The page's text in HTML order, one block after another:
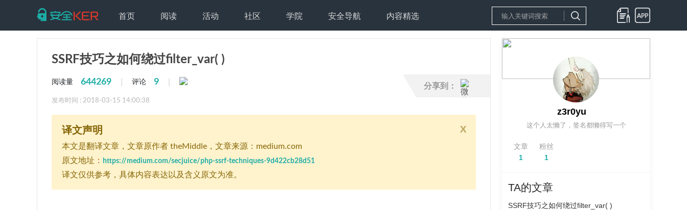
首页 阅读 活动 社区 学院 安全导航 内容精选
SSRF技巧之如何绕过filter_var( )
阅读量 644269 评论 9
发布时间 : 2018-03-15 14:00:38
x
译文声明
本文是翻译文章 ，文章原作者 theMiddle ，文章来源：medium.com
原文地址：
https://medium.com/secjuice/php-ssrf-techniques-9d422cb28d51
译文仅供参考，具体内容表达以及含义原文为准。
分享到：
z3r0yu
这个人太懒了，签名都懒得写一个
文章
1
粉丝
1
TA的文章
SSRF技巧之如何绕过filter_var( )